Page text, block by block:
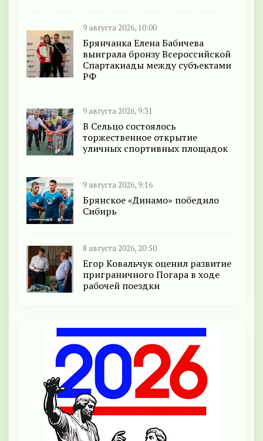
9 августа 2026, 10:00
Брянчанка Елена Бабичева
выиграла бронзу Всероссийской
Спартакиады между субъектами
РФ
9 августа 2026, 9:31
В Сельцо состоялось
торжественное открытие
уличных спортивных площадок
9 августа 2026, 9:16
Брянское «Динамо» победило
Сибирь
8 августа 2026, 20:50
Егор Ковальчук оценил развитие
приграничного Погара в ходе
рабочей поездки